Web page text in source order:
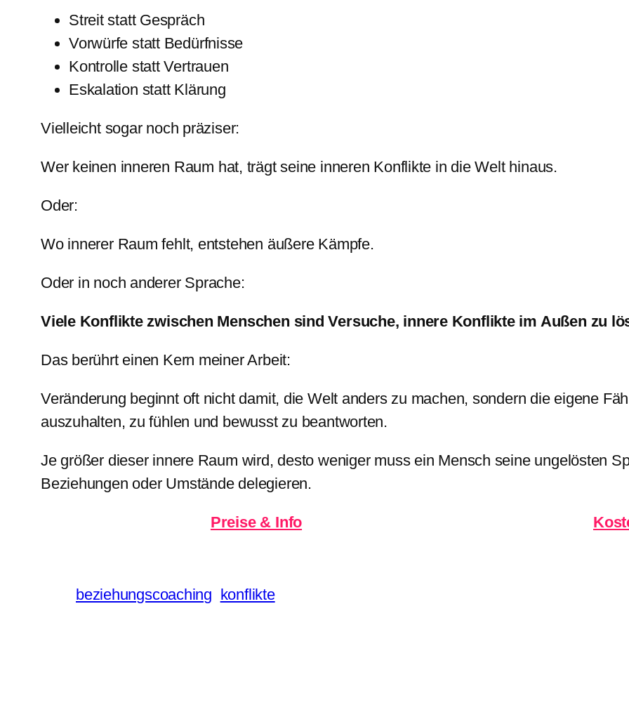
Streit statt Gespräch
Vorwürfe statt Bedürfnisse
Kontrolle statt Vertrauen
Eskalation statt Klärung
Vielleicht sogar noch präziser:
Wer keinen inneren Raum hat, trägt seine inneren Konflikte in die Welt hinaus.
Oder:
Wo innerer Raum fehlt, entstehen äußere Kämpfe.
Oder in noch anderer Sprache:
Viele Konflikte zwischen Menschen sind Versuche, innere Konflikte im Außen zu
Das berührt einen Kern meiner Arbeit:
Veränderung beginnt oft nicht damit, die Welt anders zu machen, sondern die eigene
auszuhalten, zu fühlen und bewusst zu beantworten.
Je größer dieser innere Raum wird, desto weniger muss ein Mensch seine ungelösten
Beziehungen oder Umstände delegieren.
Preise & Info
beziehungscoaching konflikte